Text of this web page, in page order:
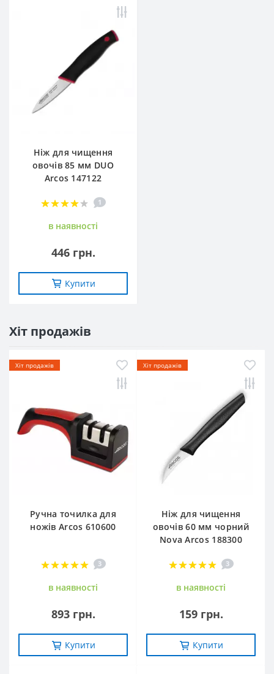
Ніж для чищення
овочів 85 мм DUO
Arcos 147122
1
в наявностi
446 грн.
Купити
Хіт продажів
Хіт продажів
Ручна точилка для
ножів Arcos 610600
3
в наявностi
893 грн.
Купити
Хіт продажів
Ніж для чищення
овочів 60 мм чорний
Nova Arcos 188300
3
в наявностi
159 грн.
Купити